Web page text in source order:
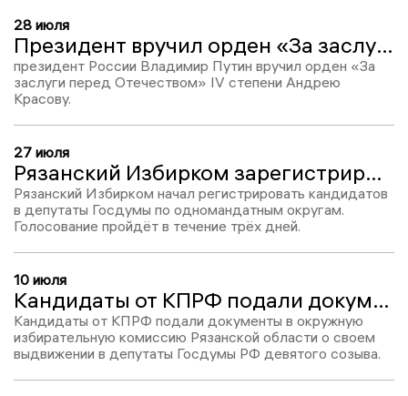
28 июля
Президент вручил орден «За заслуги перед Отечеством» IV степени герою России Андрею Красову
президент России Владимир Путин вручил орден «За
заслуги перед Отечеством» IV степени Андрею
Красову.
27 июля
Рязанский Избирком зарегистрировал трех кандидатов в депутаты Госдумы по одномандатным округам
Рязанский Избирком начал регистрировать кандидатов
в депутаты Госдумы по одномандатным округам.
Голосование пройдёт в течение трёх дней.
10 июля
Кандидаты от КПРФ подали документы на выдвижение в депутаты на выборы в Госдуму от Рязанской области
Кандидаты от КПРФ подали документы в окружную
избирательную комиссию Рязанской области о своем
выдвижении в депутаты Госдумы РФ девятого созыва.